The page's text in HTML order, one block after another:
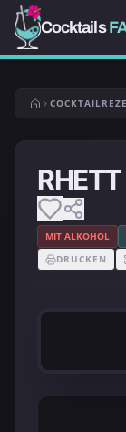
Cocktails
MIT ALKOHOL
DRUCKEN